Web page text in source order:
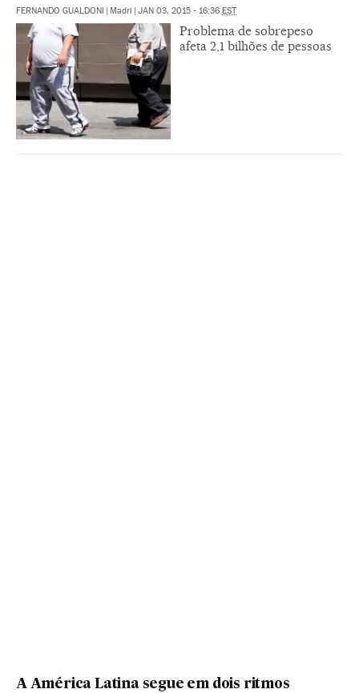
FERNANDO GUALDONI Madri JAN 03, 2015 - 16:36 EST
Problema de sobrepeso
afeta 2,1 bilhões de pessoas
A América Latina segue em dois ritmos